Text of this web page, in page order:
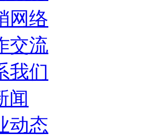
网络
交流
我们
闻
动态